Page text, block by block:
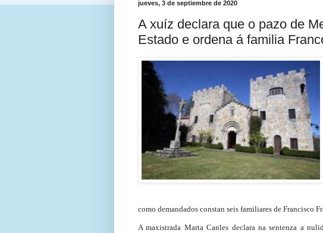
jueves, 3 de septiembre de 2020
A xuíz declara que o pazo de
Estado e ordena á familia
como demandados constan seis familiares de Francisco
A maxistrada Marta Canles declara na sentenza a